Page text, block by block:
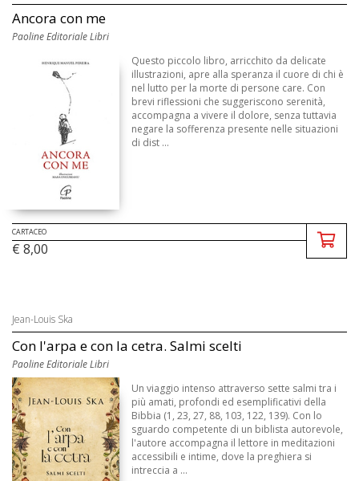
Ancora con me
Paoline Editoriale Libri
Questo piccolo libro, arricchito da delicate
illustrazioni, apre alla speranza il cuore di chi è
nel lutto per la morte di persone care. Con
brevi riflessioni che suggeriscono serenità,
accompagna a vivere il dolore, senza tuttavia
negare la sofferenza presente nelle situazioni
di dist ...
CARTACEO
€ 8,00
Jean-Louis Ska
Con l'arpa e con la cetra. Salmi scelti
Paoline Editoriale Libri
Un viaggio intenso attraverso sette salmi tra i
più amati, profondi ed esemplificativi della
Bibbia (1, 23, 27, 88, 103, 122, 139). Con lo
sguardo competente di un biblista autorevole,
l'autore accompagna il lettore in meditazioni
accessibili e intime, dove la preghiera si
intreccia a ...